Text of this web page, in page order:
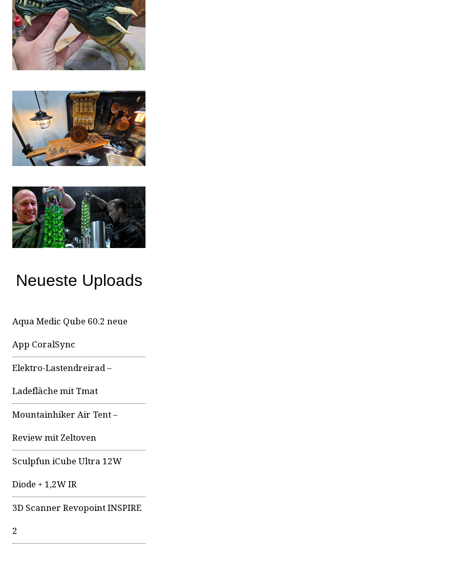
Neueste Uploads
Aqua Medic Qube 60.2 neue
App CoralSync
Elektro-Lastendreirad –
Ladefläche mit Tmat
Mountainhiker Air Tent –
Review mit Zeltoven
Sculpfun iCube Ultra 12W
Diode + 1,2W IR
3D Scanner Revopoint INSPIRE
2